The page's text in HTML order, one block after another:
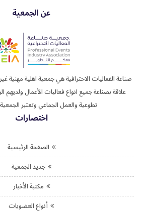
عن الجمعية
صناعة الفعاليات الاحترافية هي جمعية اهلية مهنية
علاقة بصناعة جميع انواع فعاليات الأعمال ولديهم
تطوعية والعمل الجماعي وتعتبر
اختصارات
الصفحة الرئيسية
جديد الجمعية
مكتبة الأخبار
أنواع العضويات